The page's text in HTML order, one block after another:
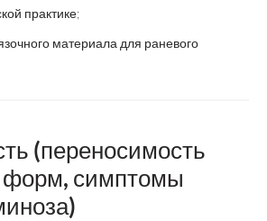
практике;
материала для раневого
(переносимость
форм, симптомы